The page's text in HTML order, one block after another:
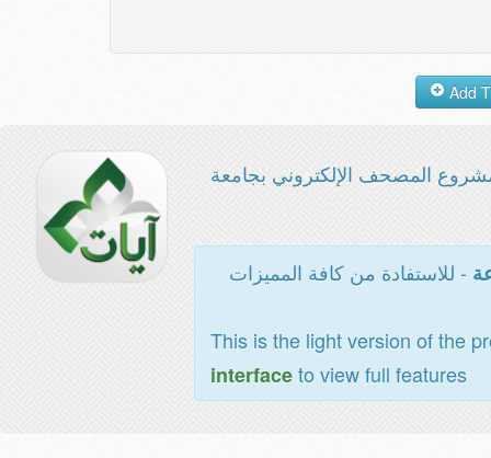
المصحف الإلكتروني بجامعة
- للاستفادة من كافة المميزات
This is the light version of the
interfaceto view full features